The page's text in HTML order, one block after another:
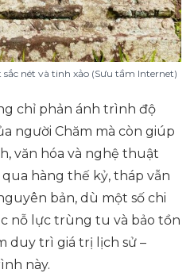
nét và tinh xảo (Sưu tầm Internet)
chỉ phản ánh trình độ
người Chăm mà còn giúp
văn hóa và nghệ thuật
hàng thế kỷ, tháp vẫn
bản, dù một số chi
nỗ lực trùng tu và bảo tồn
duy trì giá trị lịch sử –
này.